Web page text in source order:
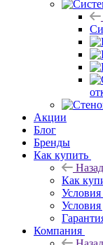
Акции
Блог
Бренды
Как купить
Назад
Как
Условия
Компания